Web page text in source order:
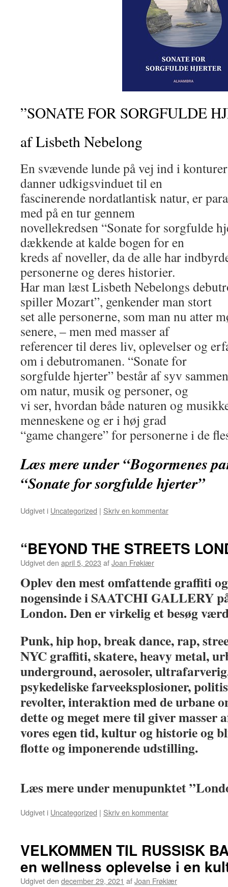
”SONATE FOR SORGFULDE
af Lisbeth Nebelong
En svævende lunde på vej ind i
danner udkigsvinduet til en
fascinerende nordatlantisk natur, er
med på en tur gennem
novellekredsen “Sonate for sorgfulde
dækkende at kalde bogen for en
kreds af noveller, da de alle har
personerne og deres historier.
Har man læst Lisbeth Nebelongs
spiller Mozart”, genkender man stort
set alle personerne, som man nu atter
senere, – men med masser af
referencer til deres liv, oplevelser og
om i debutromanen. “Sonate for
sorgfulde hjerter” består af syv
om natur, musik og personer, og
vi ser, hvordan både naturen og
menneskene og er i høj grad
“game changere” for personerne i de
Læs mere under “Bogormenes
“Sonate for sorgfulde hjerter”
Udgivet i Uncategorized | Skriv en kommentar
“BEYOND THE STREETS
Udgivet den april 5, 2023 afJoan Frøkiær
Oplev den mest omfattende graffiti
nogensinde i SAATCHI GALLERY
London. Den er virkelig et besøg
Punk, hip hop, break dance, rap,
NYC graffiti, skatere, heavy metal,
underground, aerosoler,
psykedeliske farveeksplosioner,
revolter, interaktion med de urbane
dette og meget mere til giver masser
vores egen tid, kultur og historie og
flotte og imponerende udstilling.
Læs mere under menupunktet
Udgivet i Uncategorized | Skriv en kommentar
VELKOMMEN TIL RUSSISK
en wellness oplevelse i en
Udgivet den december 29, 2021 afJoan Frøkiær